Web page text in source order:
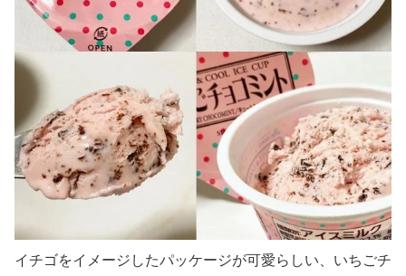
イチゴをイメージしたパッケージが可愛らしい、いちごチ